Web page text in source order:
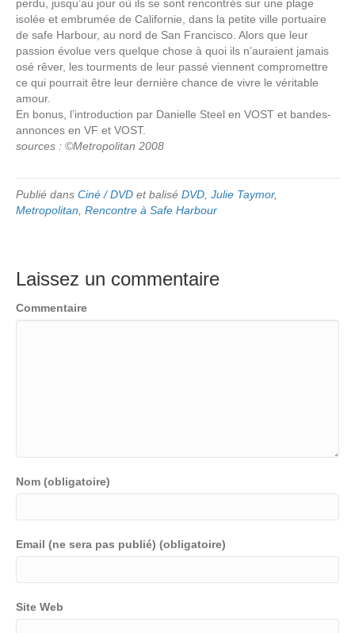
perdu, jusqu’au jour où ils se sont rencontrés sur une plage
isolée et embrumée de Californie, dans la petite ville portuaire
de safe Harbour, au nord de San Francisco. Alors que leur
passion évolue vers quelque chose à quoi ils n’auraient jamais
osé rêver, les tourments de leur passé viennent compromettre
ce qui pourrait être leur dernière chance de vivre le véritable
amour.
En bonus, l’introduction par Danielle Steel en VOST et bandes-
annonces en VF et VOST.
sources : ©Metropolitan 2008
Publié dans Ciné / DVD et balisé DVD Julie Taymor,
Metropolitan Rencontre à Safe Harbour
Laissez un commentaire
Commentaire
Nom (obligatoire)
Email (ne sera pas publié) (obligatoire)
Site Web